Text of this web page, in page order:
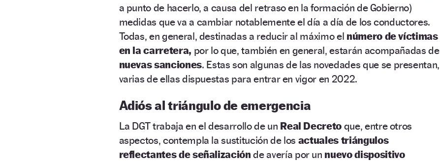
a punto de hacerlo, a causa del retraso en la formación de Gobierno)
medidas que va a cambiar notablemente el día a día de los conductores.
Todas, en general, destinadas a reducir al máximo el número de víctimas
en la carretera, por lo que, también en general, estarán acompañadas de
nuevas sanciones. Estas son algunas de las novedades que se presentan,
varias de ellas dispuestas para entrar en vigor en 2022.
Adiós al triángulo de emergencia
La DGT trabaja en el desarrollo de un Real Decreto que, entre otros
aspectos, contempla la sustitución de los actuales triángulos
reflectantes de señalización de avería por un nuevo dispositivo